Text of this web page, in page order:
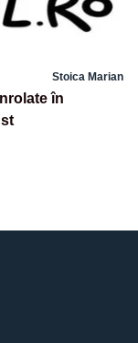
Stoica Marian
în